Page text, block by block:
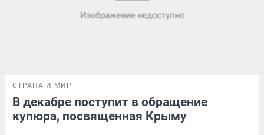
СТРАНА И МИР
В декабре поступит в обращение
купюра, посвященная Крыму